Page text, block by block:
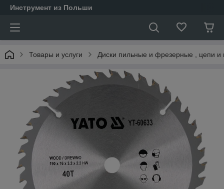
Инструмент из Польши
Товары и услуги Диски пильные и фрезерные , цепи